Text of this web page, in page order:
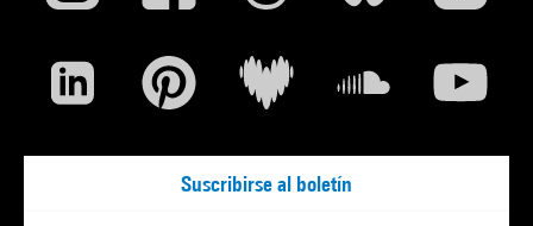
Suscribirse al boletín